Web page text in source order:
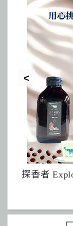
探香者